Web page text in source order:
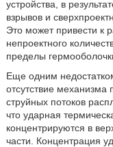
устройства, в
взрывов и
Это может привести к
непроектного
пределы
Еще одним
отсутствие
струйных потоков
что ударная
концентрируются в
части. Концентрация